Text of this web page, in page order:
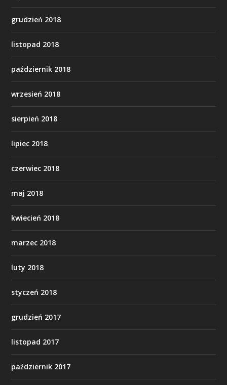
grudzień 2018
listopad 2018
październik 2018
wrzesień 2018
sierpień 2018
lipiec 2018
czerwiec 2018
maj 2018
kwiecień 2018
marzec 2018
luty 2018
styczeń 2018
grudzień 2017
listopad 2017
październik 2017